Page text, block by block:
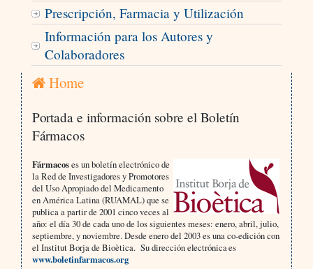
Prescripción, Farmacia y Utilización
Información para los Autores y
Colaboradores
Home
Portada e información sobre el Boletín
Fármacos
Fármacoses un boletín electrónico de
la Red de Investigadores y Promotores
del Uso Apropiado del Medicamento
en América Latina (RUAMAL) que se
publica a partir de 2001 cinco veces al
año: el día 30 de cada uno de los siguientes meses: enero, abril, julio,
septiembre, y noviembre. Desde enero del 2003 es unaco-edición con
el Institut Borja de Bioètica.Sudirecciónelectrónicaes
www.boletinfarmacos.org